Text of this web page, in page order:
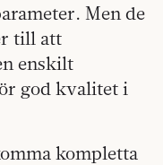
Men de
till att
enskilt
god kvalitet i
kompletta